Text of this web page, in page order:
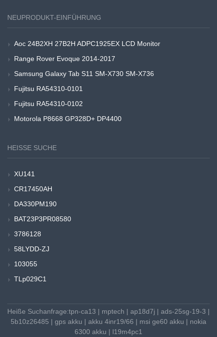
NEUPRODUKT-EINFÜHRUNG
Aoc 24B2XH 27B2H ADPC1925EX LCD Monitor
Range Rover Evoque 2014-2017
Samsung Galaxy Tab S11 SM-X730 SM-X736
Fujitsu RA54310-0101
Fujitsu RA54310-0102
Motorola P8668 GP328D+ DP4400
HEISSE SUCHE
XU141
CR17450AH
DA330PM190
BAT23P3PR08580
3786128
58LYDD-ZJ
103055
TLp029C1
Heiße Suchanfrage:tpn-ca13 | mptech | ap18d7j | ads-25sg-19-3 |
5b10z26485 | gps akku | akku 4inr19/66 | msi ge60 akku | nokia
6300 akku | l19m4pc1